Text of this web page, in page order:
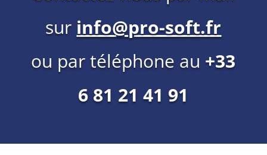
sur info@pro-soft.fr
ou par téléphone au +33
6 81 21 41 91